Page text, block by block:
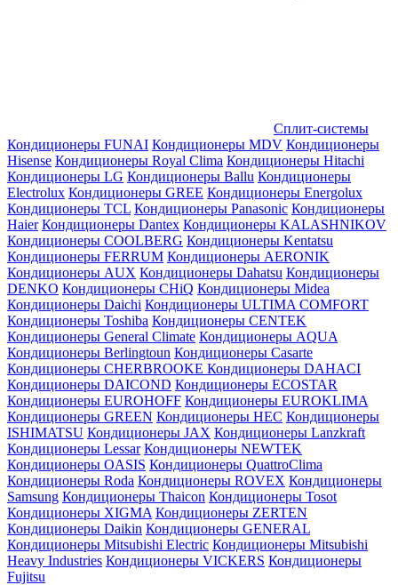
Сплит-системы
Кондиционеры FUNAI Кондиционеры MDV Кондиционеры
Hisense Кондиционеры Royal Clima Кондиционеры Hitachi
Кондиционеры LG Кондиционеры Ballu Кондиционеры
Electrolux Кондиционеры GREE Кондиционеры Energolux
Кондиционеры TCL Кондиционеры Panasonic Кондиционеры
Haier Кондиционеры Dantex Кондиционеры KALASHNIKOV
Кондиционеры СOOLBERG Кондиционеры Kentatsu
Кондиционеры FERRUM Кондиционеры AERONIK
Кондиционеры AUX Кондиционеры Dahatsu Кондиционеры
DENKO Кондиционеры CHiQ Кондиционеры Midea
Кондиционеры Daichi Кондиционеры ULTIMA COMFORT
Кондиционеры Toshiba Кондиционеры CENTEK
Кондиционеры General Climate Кондиционеры AQUA
Кондиционеры Berlingtoun Кондиционеры Casarte
Кондиционеры CHERBROOKE Кондиционеры DAHACI
Кондиционеры DAICOND Кондиционеры ECOSTAR
Кондиционеры EUROHOFF Кондиционеры EUROKLIMA
Кондиционеры GREEN Кондиционеры HEC Кондиционеры
ISHIMATSU Кондиционеры JAX Кондиционеры Lanzkraft
Кондиционеры Lessar Кондиционеры NEWTEK
Кондиционеры OASIS Кондиционеры QuattroClima
Кондиционеры Roda Кондиционеры ROVEX Кондиционеры
Samsung Кондиционеры Thaicon Кондиционеры Tosot
Кондиционеры XIGMA Кондиционеры ZERTEN
Кондиционеры Daikin Кондиционеры GENERAL
Кондиционеры Mitsubishi Electric Кондиционеры Mitsubishi
Heavy Industries Кондиционеры VICKERS Кондиционеры
Fujitsu